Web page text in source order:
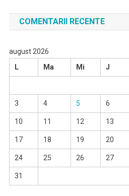
COMENTARII RECENTE
august 2026
L
Ma Mi J
3 4 5 6
10 11 12 13
17 18 19 20
24 25 26 27
31